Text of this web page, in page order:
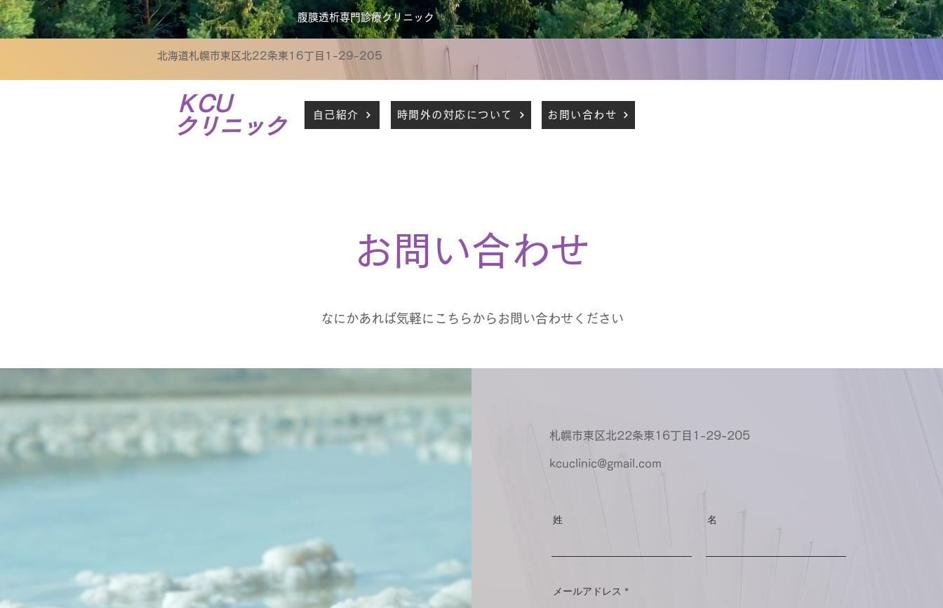
腹膜透析専門診療クリニック
北海道札幌市東区北22条東16丁目1-29-205
ＫCU
クリニック
自己紹介 時間外の対応について お問い合わせ
お問い合わせ
​なにかあれば気軽にこちらからお問い合わせください
札幌市東区北22条東16丁目1-29-205
​kcuclinic@gmail.com
姓 名
メールアドレス